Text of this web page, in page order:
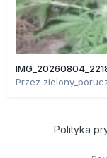
Przez
Polityka